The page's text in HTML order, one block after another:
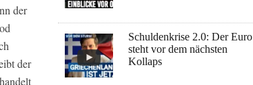
der
der
Schuldenkrise 2.0: Der Euro
steht vor dem nächsten
Kollaps